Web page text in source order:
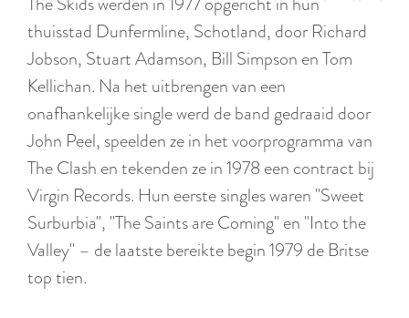
t
a
a
l
:
N
e
d
e
r
thuisstad Dunfermline, Schotland, door Richard
Jobson, Stuart Adamson, Bill Simpson en Tom
Kellichan. Na het uitbrengen van een
onafhankelijke single werd de band gedraaid door
John Peel, speelden ze in het voorprogramma van
The Clash en tekenden ze in 1978 een contract bij
Virgin Records. Hun eerste singles waren "Sweet
Surburbia", "The Saints are Coming" en "Into the
Valley" – de laatste bereikte begin 1979 de Britse
top tien.